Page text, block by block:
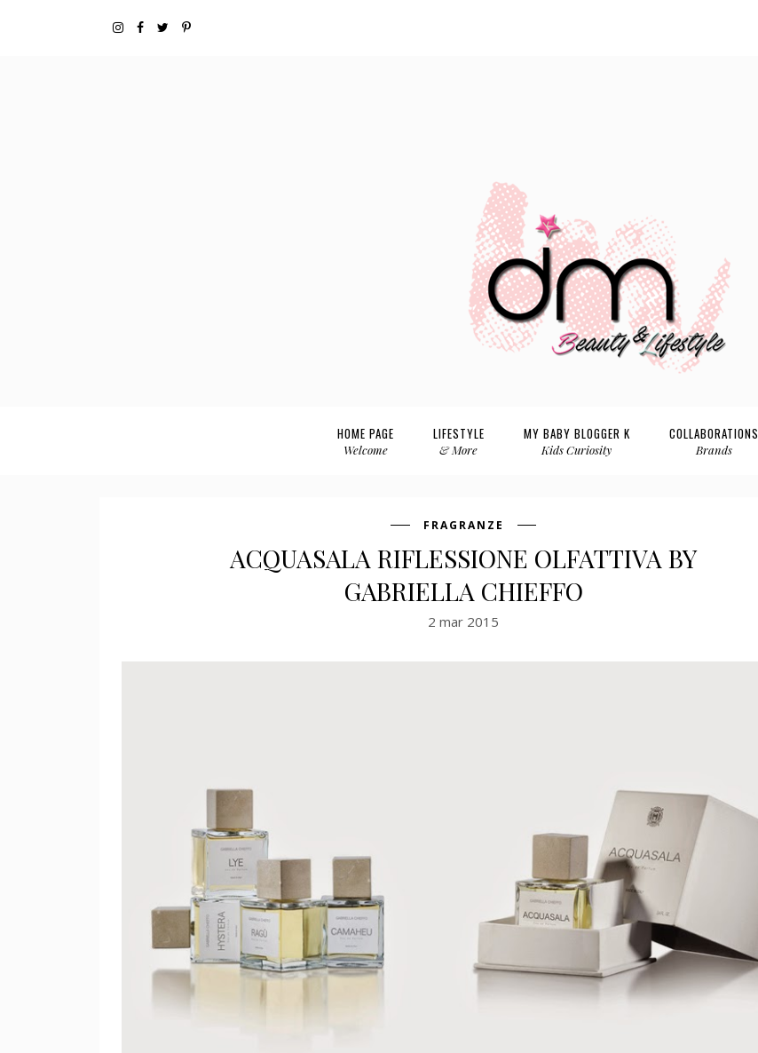
HOME PAGE
Welcome
LIFESTYLE
& More
MY BABY BLOGGER K
Kids Curiosity
COLLABORATIONS
Brands
FRAGRANZE
ACQUASALA RIFLESSIONE OLFATTIVA BY
GABRIELLA CHIEFFO
2 mar 2015